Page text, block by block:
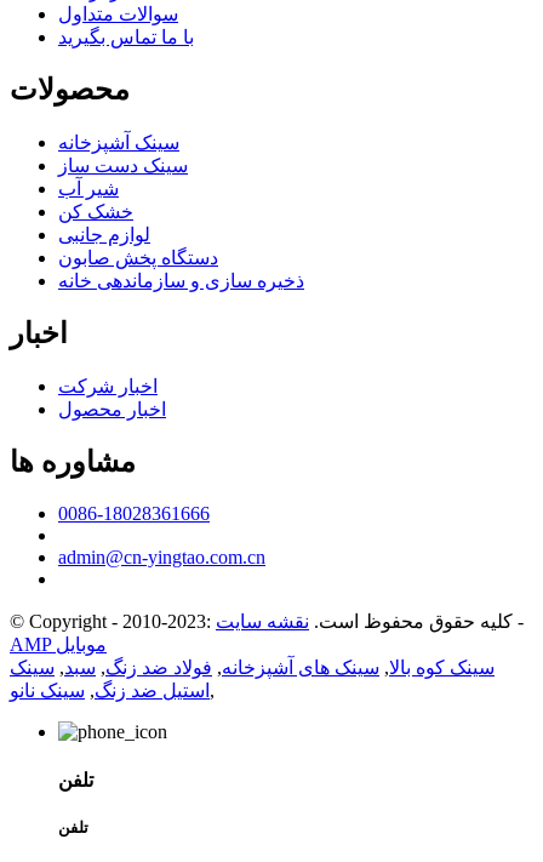
سوالات متداول
با ما تماس بگیرید
محصولات
سینک آشپزخانه
سینک دست ساز
شير آب
خشک کن
لوازم جانبی
دستگاه پخش صابون
ذخیره سازی و سازماندهی خانه
اخبار
اخبار شرکت
اخبار محصول
مشاوره ها
0086-18028361666
admin@cn-yingtao.com.cn
© Copyright - 2010-2023: کلیه حقوق محفوظ است. نقشه سایت
-
AMP موبایل
سینک کوه بالا, سینک های آشپزخانه, فولاد ضد زنگ, سبد, سینک
استیل ضد زنگ, سینک نانو ,
تلفن
تلفن